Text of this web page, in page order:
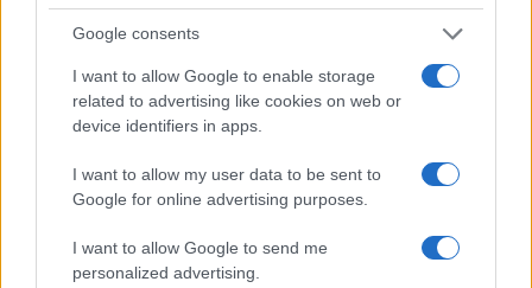
Google consents
I want to allow Google to enable storage
related to advertising like cookies on web or
device identifiers in apps.
I want to allow my user data to be sent to
Google for online advertising purposes.
I want to allow Google to send me
personalized advertising.
civilista e penalista, Giovanni Simonetti, ucciso
nel maggio 1994 dopo aver aperto la porta del suo
studio a due soggetti, ancora non identificati, che
lo freddarono. E un altro avvocato, Torquato
Ciriaco, ucciso dalla ‘Ndrangheta nel 2002 nella
provincia di Catanzaro, dopo essere stato
crivellato di colpi, mentre guidava per tornare a
casa dal lavoro.